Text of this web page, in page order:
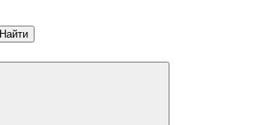
Найти